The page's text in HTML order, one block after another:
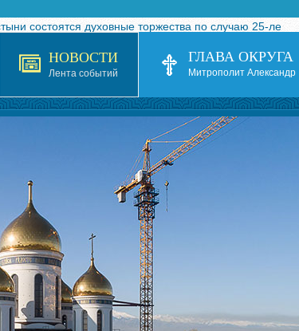
состоятся духовные торжества по случаю 25-ле
турнира по волейболу, посвященного 25-летию обр
в Казахстане»
епархией Русской Православной Церкви в 1927–19
документов на 2026-2027 учебный год
НОВОСТИ
Лента событий
ГЛАВА ОКРУГА
Митрополит Александр